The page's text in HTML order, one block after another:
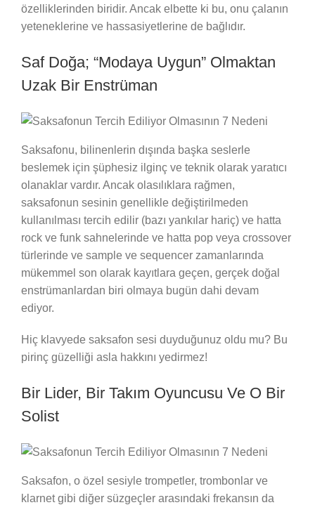
özelliklerinden biridir. Ancak elbette ki bu, onu çalanın
yeteneklerine ve hassasiyetlerine de bağlıdır.
Saf Doğa; “Modaya Uygun” Olmaktan
Uzak Bir Enstrüman
Saksafonu, bilinenlerin dışında başka seslerle
beslemek için şüphesiz ilginç ve teknik olarak yaratıcı
olanaklar vardır. Ancak olasılıklara rağmen,
saksafonun sesinin genellikle değiştirilmeden
kullanılması tercih edilir (bazı yankılar hariç) ve hatta
rock ve funk sahnelerinde ve hatta pop veya crossover
türlerinde ve sample ve sequencer zamanlarında
mükemmel son olarak kayıtlara geçen, gerçek doğal
enstrümanlardan biri olmaya bugün dahi devam
ediyor.
Hiç klavyede saksafon sesi duyduğunuz oldu mu? Bu
pirinç güzelliği asla hakkını yedirmez!
Bir Lider, Bir Takım Oyuncusu Ve O Bir
Solist
Saksafon, o özel sesiyle trompetler, trombonlar ve
klarnet gibi diğer süzgeçler arasındaki frekansın da